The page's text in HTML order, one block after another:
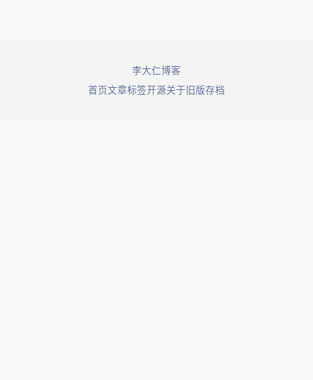
© 2026 李大仁博客. All rights reserved.
首页文章标签开源关于 旧版存档